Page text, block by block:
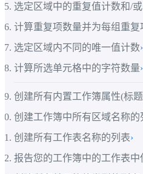
选定区域中的重复值计数和/
计算重复项数量并为每组重
选定区域内不同的唯一值计数›
计算所选单元格中的字符数量›
创建所有内置工作簿属性(标
创建工作簿中所有区域名称的
创建所有工作表名称的列表›
报告您的工作簿中的工作表中